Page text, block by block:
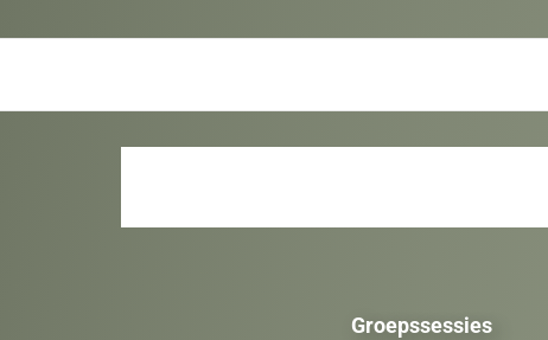
Vibe Studio
Groepssessies